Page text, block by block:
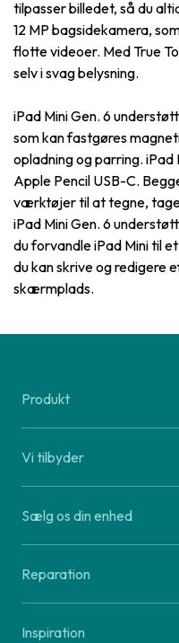
tilpasser billedet, så du
12 MP bagsidekamera,
flotte videoer. Med True
selv i svag belysning.
iPad Mini Gen. 6
som kan fastgøres
opladning og parring.
Apple Pencil USB-C.
værktøjer til at tegne,
iPad Mini Gen. 6
du forvandle iPad Mini til
du kan skrive og redigere
skærmplads.
Produkt
Vi tilbyder
Sælg os din enhed
Reparation
Inspiration